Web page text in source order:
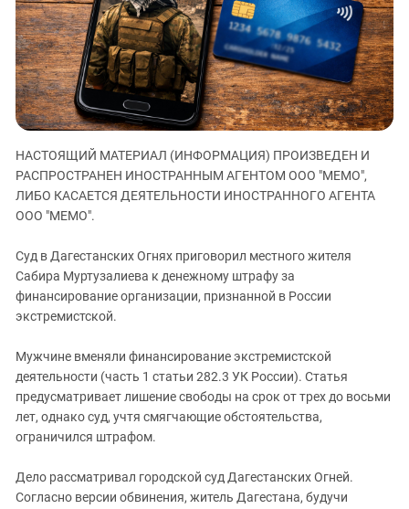
ЗАСТАВЛЯЕТ
КАВКАЗ ЗА ПАЛЕСТИНУ
ИНАКОМЫСЛИЕ В ЧЕЧНЕ
ПРЕСЛЕДОВАНИЕ АКТИВИСТОВ
МОБИЛИЗАЦИЯ И ПРОТЕСТЫ
Дагестан
Ингушетия
Кабардино-Балкария
Калмыкия
Карачаево-Черкесия
Краснодарский край
Российская Федерация
Северная Осетия - Алания
СКФО
Ставропольский край
Чечня
Южная Осетия
Южный Кавказ
ЮФО
НАСТОЯЩИЙ МАТЕРИАЛ (ИНФОРМАЦИЯ) ПРОИЗВЕДЕН И
РАСПРОСТРАНЕН ИНОСТРАННЫМ АГЕНТОМ ООО "МЕМО",
ЛИБО КАСАЕТСЯ ДЕЯТЕЛЬНОСТИ ИНОСТРАННОГО АГЕНТА
ООО "МЕМО".
Суд в Дагестанских Огнях приговорил местного жителя
Сабира Муртузалиева к денежному штрафу за
финансирование организации, признанной в России
экстремистской.
Мужчине вменяли финансирование экстремистской
деятельности (часть 1 статьи 282.3 УК России). Статья
предусматривает лишение свободы на срок от трех до восьми
лет, однако суд, учтя смягчающие обстоятельства,
ограничился штрафом.
Дело рассматривал городской суд Дагестанских Огней.
Согласно версии обвинения, житель Дагестана, будучи